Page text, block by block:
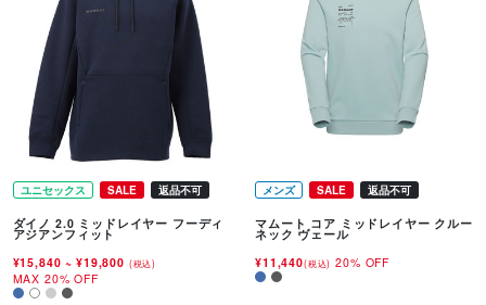
ユニセックス SALE 返品不可
ダイノ 2.0 ミッドレイヤー フーディ
アジアンフィット
¥15,840~ ¥19,800 (税込)
MAX 20% OFF
メンズ SALE 返品不可
マムート コア ミッドレイヤー クルー
ネック ヴェール
¥11,440(税込) 20% OFF